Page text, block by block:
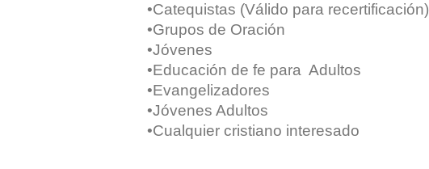
•Catequistas (Válido para recertificación)
•Grupos de Oración
•Jóvenes
•Educación de fe para Adultos
•Evangelizadores
•Jóvenes Adultos
•Cualquier cristiano interesado